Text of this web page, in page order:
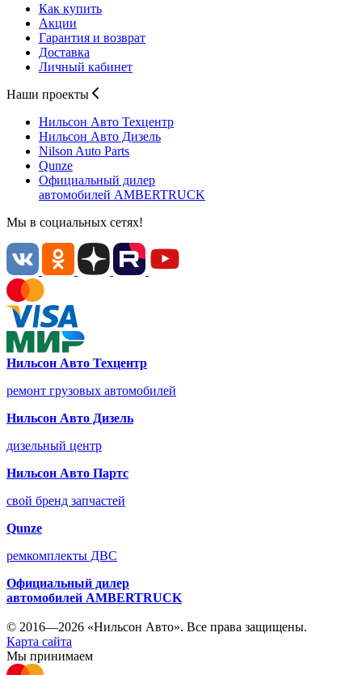
Как купить
Акции
Гарантия и возврат
Доставка
Личный кабинет
Наши проекты
Нильсон Авто Техцентр
Нильсон Авто Дизель
Nilson Auto Parts
Qunze
Официальный дилер
автомобилей AMBERTRUCK
Мы в социальных сетях!
Нильсон Авто Техцентр
ремонт грузовых автомобилей
Нильсон Авто Дизель
дизельный центр
Нильсон Авто Партс
свой бренд запчастей
Qunze
ремкомплекты ДВС
Официальный дилер
автомобилей AMBERTRUCK
© 2016—2026 «Нильсон Авто». Все права защищены.
Карта сайта
Мы принимаем